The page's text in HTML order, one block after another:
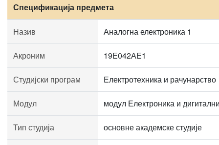
Спецификација предмета
Назив Аналогна електроника 1
Акроним 19Е042АЕ1
Студијски програм Електротехника и рачунарство
Модул модул Електроника и
Тип студија основне академске студије